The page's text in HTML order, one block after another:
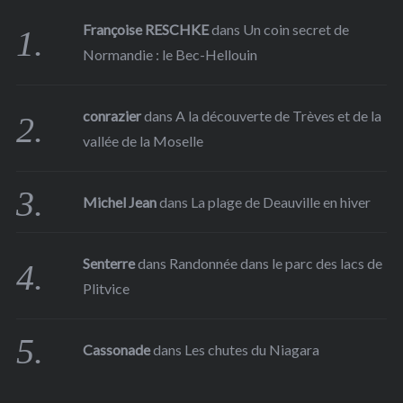
Françoise RESCHKEdans Un coin secret de
Normandie : le Bec-Hellouin
conrazierdansA la découverte de Trèves et de la
vallée de la Moselle
Michel Jeandans La plage de Deauville en hiver
Senterredans Randonnée dans le parc des lacs de
Plitvice
Cassonadedans Les chutes du Niagara